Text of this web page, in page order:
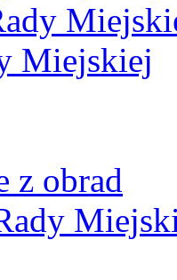
Miejskiej
z obrad